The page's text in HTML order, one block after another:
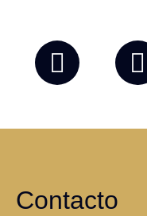
Contacto